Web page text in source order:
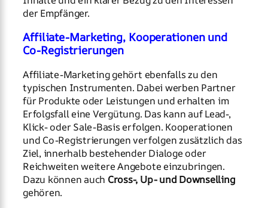
der Empfänger.
Affiliate-Marketing, Kooperationen und
Co-Registrierungen
Affiliate-Marketing gehört ebenfalls zu den
typischen Instrumenten. Dabei werben Partner
für Produkte oder Leistungen und erhalten im
Erfolgsfall eine Vergütung. Das kann auf Lead-,
Klick- oder Sale-Basis erfolgen. Kooperationen
und Co-Registrierungen verfolgen zusätzlich das
Ziel, innerhalb bestehender Dialoge oder
Reichweiten weitere Angebote einzubringen.
Dazu können auch Cross-, Up- und Downselling
gehören.